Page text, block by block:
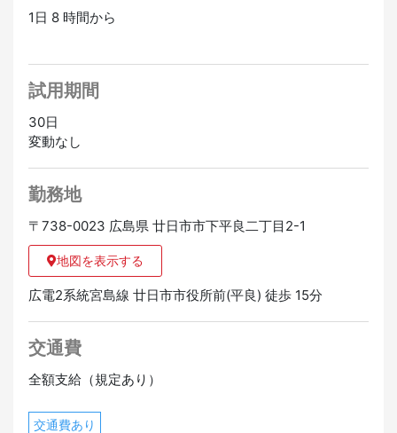
1日 8 時間から
試用期間
30日
変動なし
勤務地
〒738-0023 広島県 廿日市市下平良二丁目2-1
地図を表示する
広電2系統宮島線 廿日市市役所前(平良) 徒歩 15分
交通費
全額支給（規定あり）
交通費あり